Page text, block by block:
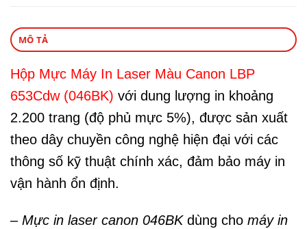
MÔ TẢ
Hộp Mực Máy In Laser Màu Canon LBP
653Cdw (046BK) với dung lượng in khoảng
2.200 trang (độ phủ mực 5%), được sản xuất
theo dây chuyền công nghệ hiện đại với các
thông số kỹ thuật chính xác, đảm bảo máy in
vận hành ổn định.
– Mực in laser canon 046BKdùng cho máy in